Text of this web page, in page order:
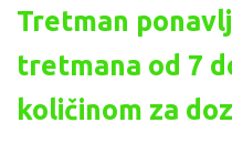
Tretman
tretmana od 7
količinom za